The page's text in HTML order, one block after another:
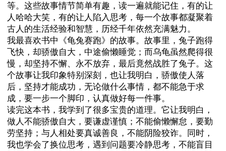
等。这些故事情节简单有趣，读一遍就能记住，有的让
人哈哈大笑，有的让人陷入思考，每一个故事都凝聚着
古人的生活经验和智慧，历经千年依然充满魅力。
我最喜欢书中《龟兔赛跑》的故事。故事里，兔子跑得
飞快，却骄傲自大，中途偷懒睡觉；而乌龟虽然爬得很
慢，却坚持不懈、永不放弃，最后竟然战胜了兔子。这
个故事让我印象特别深刻，也让我明白，骄傲使人落
后，坚持才能成功，无论做什么事情，都不能急于求
成，要一步一个脚印，认真做好每一件事。
读完这本书，我学到了很多宝贵的道理。它让我明白，
做人不能骄傲自大，要谦虚谨慎；不能偷懒懈怠，要勤
劳坚持；与人相处要真诚善良，不能阴险狡诈。同时，
我也学会了换位思考，遇到问题要冷静思考，不能盲目